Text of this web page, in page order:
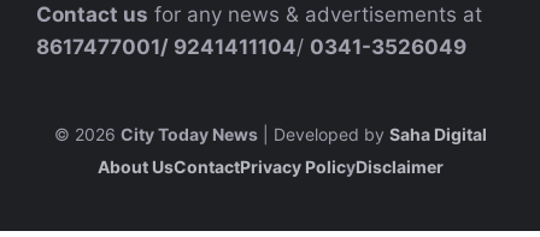
Contact us for any news & advertisements at
8617477001/ 9241411104/ 0341-3526049
© 2026 City Today News| Developed by Saha Digital
About UsContactPrivacy PolicYDisclaimer